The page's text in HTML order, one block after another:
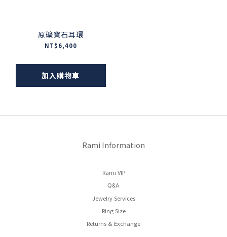
原礦寶石耳環
NT$6,400
加入購物車
Rami Information
Rami VIP
Q&A
Jewelry Services
Ring Size
Returns & Exchange